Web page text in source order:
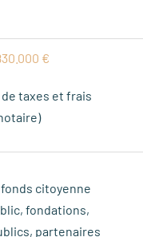
€
de taxes et frais
citoyenne
fondations,
partenaires